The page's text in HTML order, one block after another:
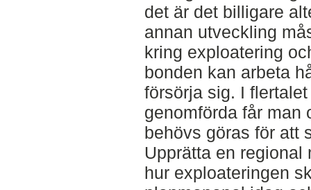
det är det billigare
annan utveckling
kring exploatering
bonden kan arbeta
försörja sig. I
genomförda får man
behövs göras för att
Upprätta en
hur exploateringen